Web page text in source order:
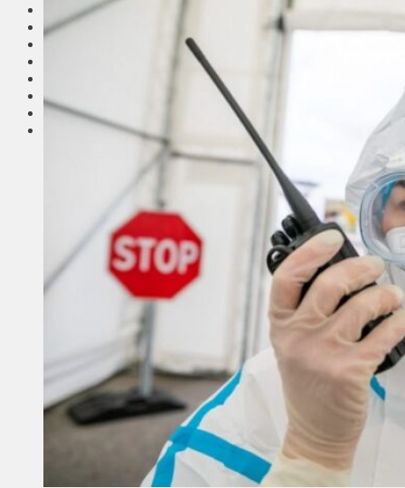
Соседи
Транспорт
Выбор читателей
Сейм Литвы
Культура
Больше
Фоторепортаж
ЛК рекомендует
Образование
Здравоохранение
Экология
Происшествия
Приграничье
Агроновости
Едим дома
Ищу семью
Духовное пространство
Спорт
Энергетика